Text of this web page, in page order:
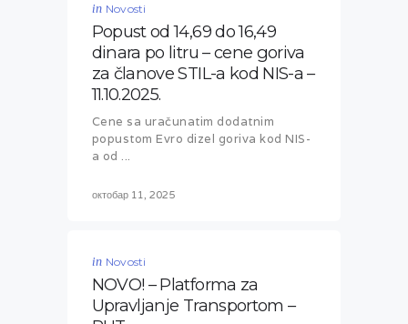
in Novosti
Popust od 14,69 do 16,49
dinara po litru – cene goriva
za članove STIL-a kod NIS-a –
11.10.2025.
Cene sa uračunatim dodatnim
popustom Evro dizel goriva kod NIS-
a od ...
октобар 11, 2025
in Novosti
NOVO! – Platforma za
Upravljanje Transportom –